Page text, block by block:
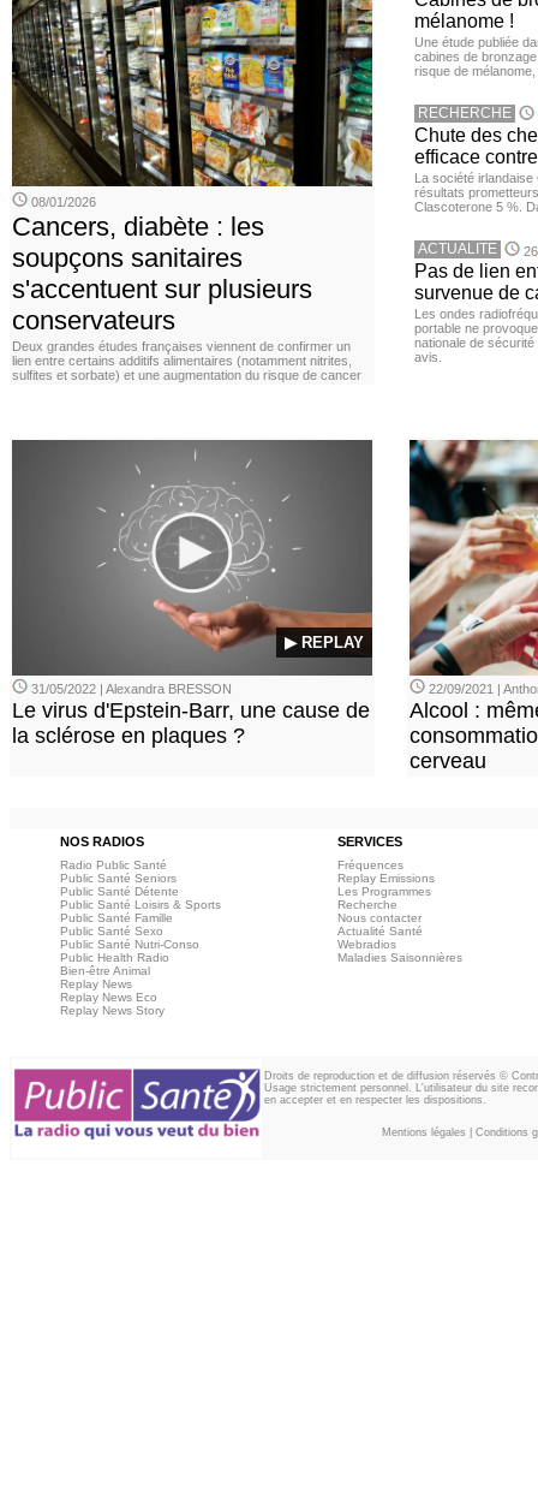
08/01/2026
Cancers, diabète : les
soupçons sanitaires
s'accentuent sur plusieurs
conservateurs
Deux grandes études françaises viennent de confirmer un
lien entre certains additifs alimentaires (notamment nitrites,
sulfites et sorbate) et une augmentation du risque de cancer
mélanome !
Une étude publiée
cabines de
risque de
RECHERCHE
Chute des
efficace
La société
résultats
Clascoterone 5 %.
ACTUALITE
Pas de lien
survenue de
Les ondes
portable ne
nationale de
avis.
▶ REPLAY
31/05/2022 | Alexandra BRESSON
Le virus d'Epstein-Barr, une cause de
la sclérose en plaques ?
22/09/2021 |
Alcool :
cerveau
NOS RADIOS SERVICES
Radio Public Santé
Public Santé Seniors
Public Santé Détente
Public Santé Loisirs & Sports
Public Santé Famille
Public Santé Sexo
Public Santé Nutri-Conso
Public Health Radio
Bien-être Animal
Replay News
Replay News Eco
Replay News Story
Fréquences
Replay Emissions
Les Programmes
Recherche
Nous contacter
Actualité Santé
Webradios
Maladies Saisonnières
Droits de reproduction et de diffusion réservés ©
Usage strictement personnel. L'utilisateur du site
en accepter et en respecter les dispositions.
Mentions légales Conditions